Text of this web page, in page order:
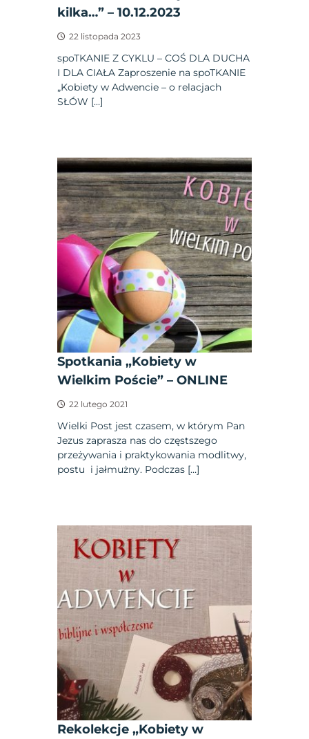
kilka…” – 10.12.2023
22 listopada 2023
spoTKANIE Z CYKLU – COŚ DLA DUCHA
I DLA CIAŁA Zaproszenie na spoTKANIE
„Kobiety w Adwencie – o relacjach
SŁÓW […]
Spotkania „Kobiety w
Wielkim Poście” – ONLINE
22 lutego 2021
Wielki Post jest czasem, w którym Pan
Jezus zaprasza nas do częstszego
przeżywania i praktykowania modlitwy,
postu i jałmużny. Podczas […]
Rekolekcje „Kobiety w